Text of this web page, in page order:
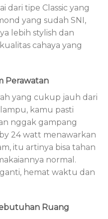
dari tipe Classic yang
yang sudah SNI,
lebih stylish dan
cahaya yang
Perawatan
yang cukup jauh dari
kamu pasti
nggak gampang
24 watt menawarkan
itu artinya bisa tahan
normal.
hemat waktu dan
Ruang